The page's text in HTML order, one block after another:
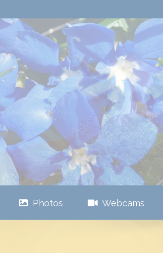
Photos Webcams